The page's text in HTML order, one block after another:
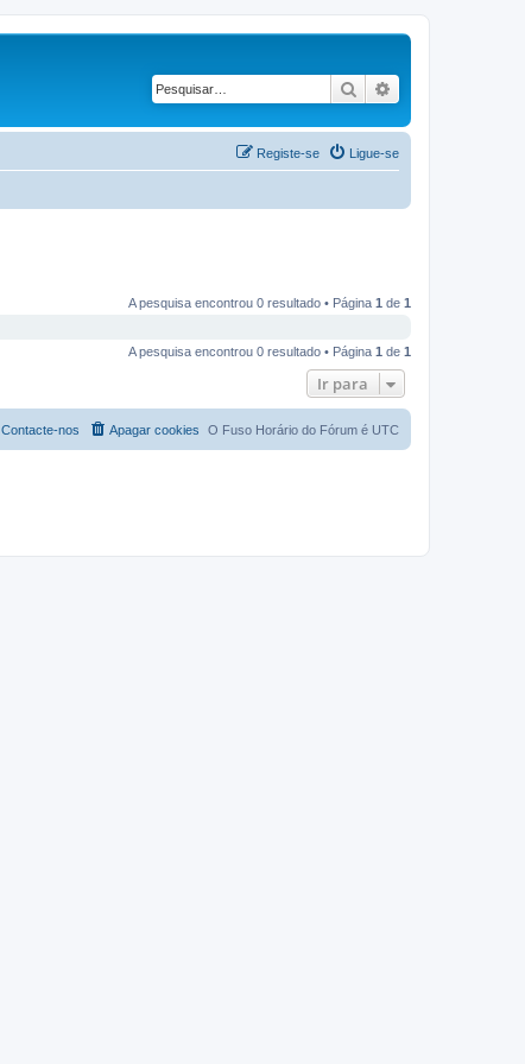
Pesquisar
Ligue-se
Registe-se
A pesquisa encontrou 0 resultado • Página 1 de 1
A pesquisa encontrou 0 resultado • Página 1 de 1
Ir para
O Fuso Horário do Fórum é UTC
Apagar cookies
Contacte-nos